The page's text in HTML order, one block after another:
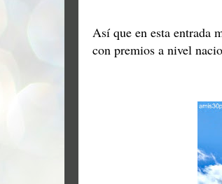
Así que en esta entrada
con premios a nivel